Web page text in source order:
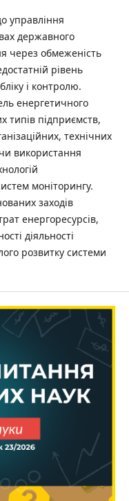
управління
державного
через обмеженість
рівень
і контролю.
енергетичного
типів підприємств,
технічних
використання
моніторингу.
заходів
енергоресурсів,
діяльності
розвитку системи